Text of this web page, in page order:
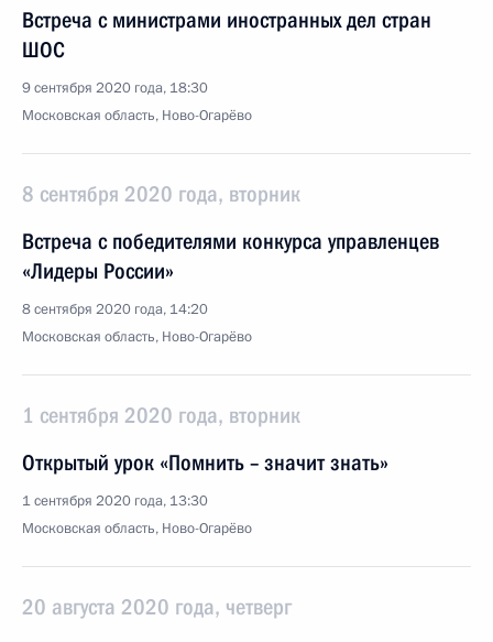
Встреча с министрами иностранных дел стран
ШОС
9 сентября 2020 года, 18:30
Московская область, Ново-Огарёво
8 сентября 2020 года, вторник
Встреча с победителями конкурса управленцев
«Лидеры России»
8 сентября 2020 года, 14:20
Московская область, Ново-Огарёво
1 сентября 2020 года, вторник
Открытый урок «Помнить – значит знать»
1 сентября 2020 года, 13:30
Московская область, Ново-Огарёво
20 августа 2020 года, четверг